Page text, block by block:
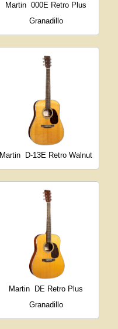
Martin 000E Retro Plus
Granadillo
Martin D-13E Retro Walnut
Martin
DE Retro Plus
Granadillo